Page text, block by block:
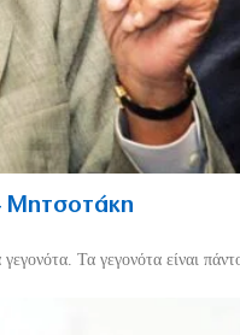
Μητσοτάκη
Τα γεγονότα είναι